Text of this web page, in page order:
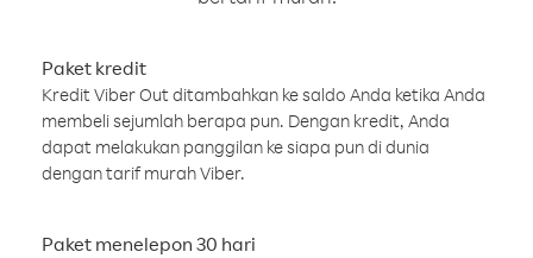
Paket kredit
Kredit Viber Out ditambahkan ke saldo Anda ketika Anda
membeli sejumlah berapa pun. Dengan kredit, Anda
dapat melakukan panggilan ke siapa pun di dunia
dengan tarif murah Viber.
Paket menelepon 30 hari